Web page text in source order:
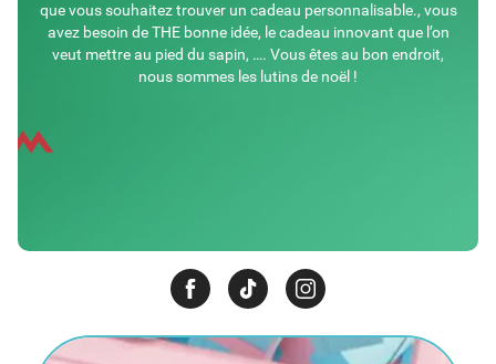
que vous souhaitez trouver un cadeau personnalisable., vous
avez besoin de THE bonne idée, le cadeau innovant que l’on
veut mettre au pied du sapin, …. Vous êtes au bon endroit,
nous sommes les lutins de noël !